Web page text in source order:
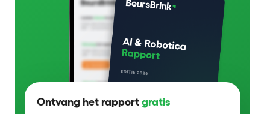
Ontvang het rapport gratis